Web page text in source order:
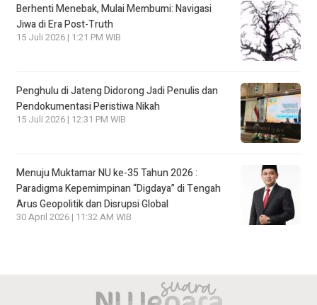
Berhenti Menebak, Mulai Membumi: Navigasi
Jiwa di Era Post-Truth
15 Juli 2026 | 1:21 PM WIB
Penghulu di Jateng Didorong Jadi Penulis dan
Pendokumentasi Peristiwa Nikah
15 Juli 2026 | 12:31 PM WIB
Menuju Muktamar NU ke-35 Tahun 2026 :
Paradigma Kepemimpinan “Digdaya” di Tengah
Arus Geopolitik dan Disrupsi Global
30 April 2026 | 11:32 AM WIB